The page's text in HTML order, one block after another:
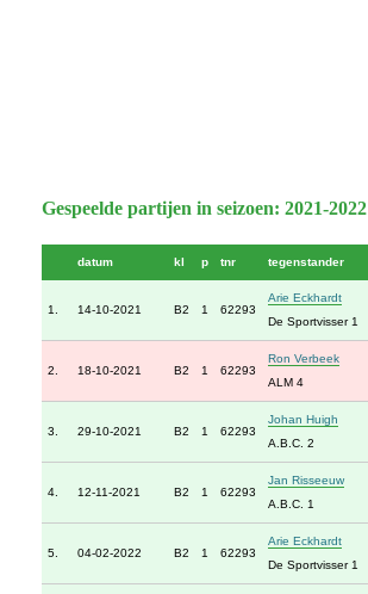
Gespeelde partijen in seizoen: 2021-2022
datum kl p tnr tegenstander
1. 14-10-2021 B2 1 62293
Arie Eckhardt
De Sportvisser 1
2. 18-10-2021 B2 1 62293
Ron Verbeek
ALM 4
3. 29-10-2021 B2 1 62293
Johan Huigh
A.B.C. 2
4. 12-11-2021 B2 1 62293
Jan Risseeuw
A.B.C. 1
5. 04-02-2022 B2 1 62293
Arie Eckhardt
De Sportvisser 1